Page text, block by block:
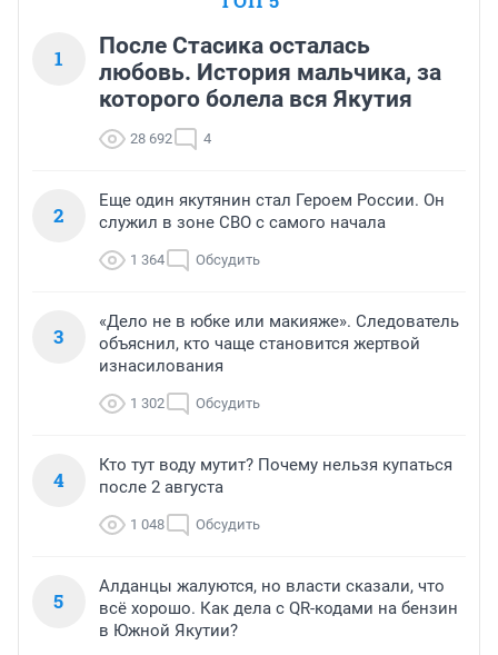
1
После Стасика осталась
любовь. История мальчика, за
которого болела вся Якутия
28 692 4
2
Еще один якутянин стал Героем России. Он
служил в зоне СВО с самого начала
1 364 Обсудить
3
«Дело не в юбке или макияже». Следователь
объяснил, кто чаще становится жертвой
изнасилования
1 302 Обсудить
4
Кто тут воду мутит? Почему нельзя купаться
после 2 августа
1 048 Обсудить
5
Алданцы жалуются, но власти сказали, что
всё хорошо. Как дела с QR-кодами на бензин
в Южной Якутии?